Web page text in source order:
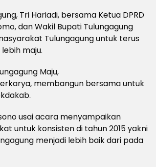
Tri Hariadi, bersama Ketua DPRD
dan Wakil Bupati Tulungagung
Tulungagung untuk terus
maju.
Maju,
membangun bersama untuk
usai acara menyampaikan
untuk konsisten di tahun 2015 yakni
menjadi lebih baik dari pada